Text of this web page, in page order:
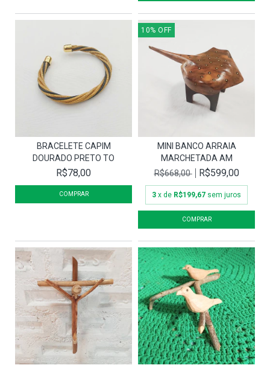
BRACELETE CAPIM
DOURADO PRETO TO
R$78,00
10% OFF
MINI BANCO ARRAIA
MARCHETADA AM
R$668,00
R$599,00
3 x de R$199,67 sem juros